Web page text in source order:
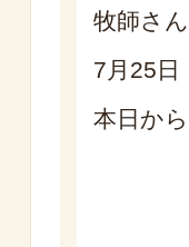
牧師さ
7月25
本日か